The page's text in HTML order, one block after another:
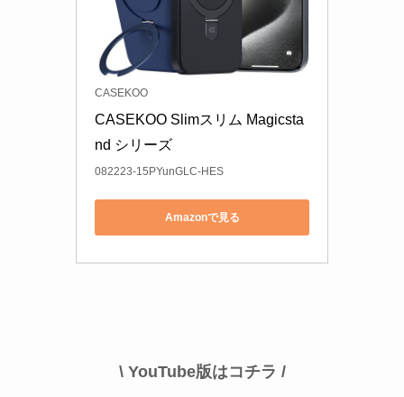
CASEKOO
CASEKOO Slimスリム Magicsta
nd シリーズ
082223-15PYunGLC-HES
Amazonで見る
\ YouTube版はコチラ /